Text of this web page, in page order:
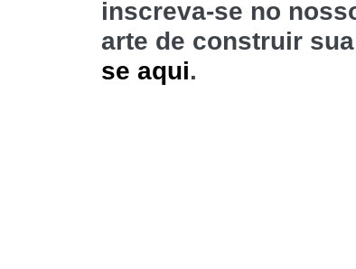
inscreva-se no
arte de construir
se aqui.